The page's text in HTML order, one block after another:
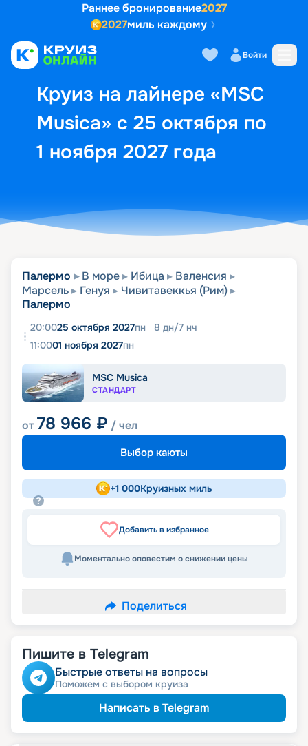
Раннее бронирование2027
2027миль каждому
Войти
Круиз на лайнере «MSC
Musica» с 25 октября по
1 ноября 2027 года
Выбор кают Маршрут и
Палермо В море Ибица
Валенсия
Марсель
Генуя
Чивитавеккья (Рим)
Палермо
20:0025 октября 2027пн 8 дн/7 нч
11:0001 ноября 2027пн
MSC Musica
СТАНДАРТ
от78 966 ₽ / чел
Выбор каюты
+1 000Круизных миль
Добавить в избранное
Моментально оповестим о снижении цены
Поделиться
Пишите в Telegram
Быстрые ответы на вопросы
Поможем с выбором круиза
Написать в Telegram